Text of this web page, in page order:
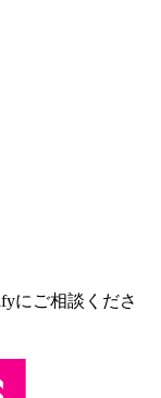
にご相談くださ